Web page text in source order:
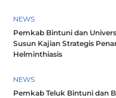
NEWS
Pemkab Bintuni dan
Susun Kajian Strategis
Helminthiasis
NEWS
Pemkab Teluk Bintuni dan